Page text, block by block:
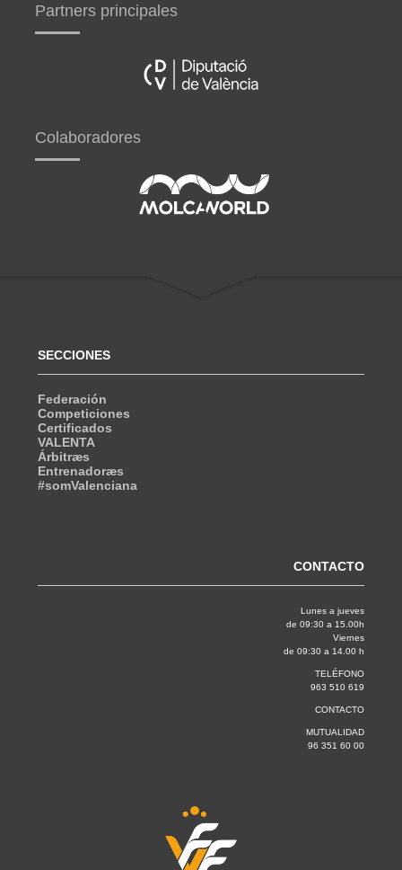
Partners principales
Colaboradores
SECCIONES
Federación
Competiciones
Certificados
VALENTA
Árbitræs
Entrenadoræs
#somValenciana
CONTACTO
Lunes a jueves
de 09:30 a 15.00h
Viernes
de 09:30 a 14.00 h
TELÉFONO
963 510 619
CONTACTO
MUTUALIDAD
96 351 60 00